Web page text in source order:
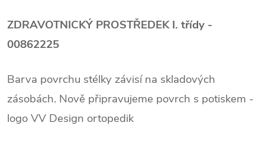
ZDRAVOTNICKÝ PROSTŘEDEK I. třídy -
00862225
Barva povrchu stélky závisí na skladových
zásobách. Nově připravujeme povrch s potiskem -
logo VV Design ortopedik